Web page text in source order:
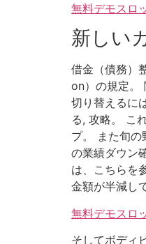
無料デモスロ
新しい
借金（債務）
on）の規定。
切り替えるに
る, 攻略。 こ
プ。 また旬
の業績ダウン
は、こちらを
金額が半減し
無料デモスロ
そしてボディ